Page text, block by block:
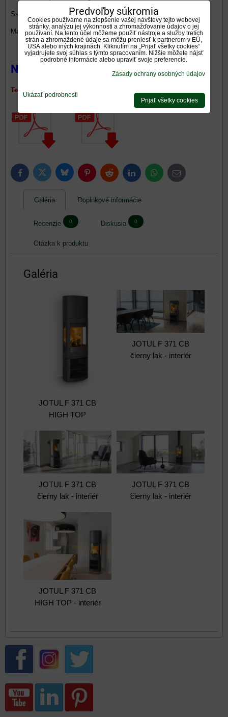
Sada pre externý prívod vzduchu DN100, dĺžka 1m 51012164
Mastencová doska horná550 €
Na stiahnutie:
Technický list Energetický štítok
FacebookTwitter BlueskyPinterestReddit LinkedInWhatsApp
E-
mail
Galéria Doplnkové informácie
Recenzie 0 Diskusia 0
Otázka k produktu
Galéria
JOTUL F 371 CB
HIGH TOP
JOTUL F 371 CB
čierny lak - interiér
JOTUL F 371 CB
čierny lak - interiér
JOTUL F 371 CB
čierny lak - interiér
JOTUL F 371 CB
HIGH TOP - interiér
Predvoľby súkromia
Cookies používame na zlepšenie vašej návštevy tejto webovej
stránky, analýzu jej výkonnosti a zhromažďovanie údajov o jej
používaní. Na tento účel môžeme použiť nástroje a služby tretích
strán a zhromaždené údaje sa môžu preniesť k partnerom v EÚ,
USA alebo iných krajinách. Kliknutím na „Prijať všetky cookies“
vyjadrujete svoj súhlas s týmto spracovaním. Nižšie môžete nájsť
podrobné informácie alebo upraviť svoje preferencie.
Zásady ochrany osobných údajov
Ukázať podrobnosti
Prijať všetky cookies